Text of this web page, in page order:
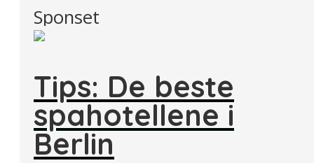
Sponset
Tips: De beste
spahotellene i
Berlin